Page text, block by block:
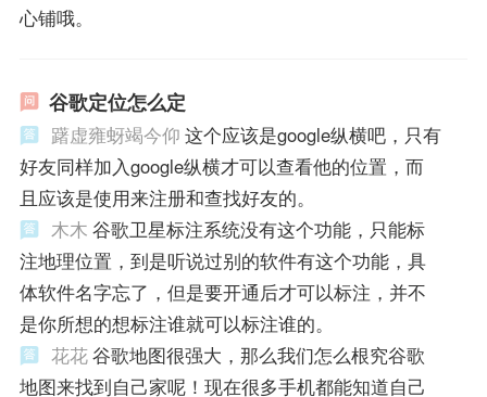
心铺哦。
谷歌定位怎么定
躇虚雍蚜竭今仰 这个应该是google纵横吧，只有
好友同样加入google纵横才可以查看他的位置，而
且应该是使用来注册和查找好友的。
木木 谷歌卫星标注系统没有这个功能，只能标
注地理位置，到是听说过别的软件有这个功能，具
体软件名字忘了，但是要开通后才可以标注，并不
是你所想的想标注谁就可以标注谁的。
花花谷歌地图很强大，那么我们怎么根究谷歌
地图来找到自己家呢！现在很多手机都能知道自己